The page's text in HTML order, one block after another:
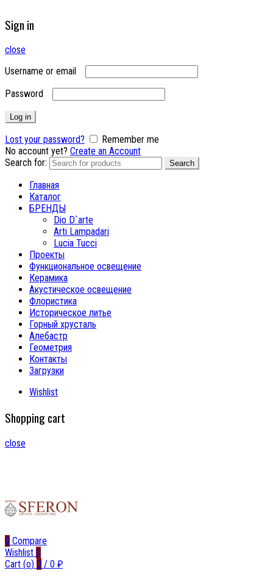
Sign in
close
Username or email
Password
Log in
Lost your password?
Remember me
No account yet? Create an Account
Search for:
Search
Главная
Каталог
БРЕНДЫ
Dio D`arte
Arti Lampadari
Lucia Tucci
Проекты
Функциональное освещение
Керамика
Акустическое освещение
Флористика
Историческое литье
Горный хрусталь
Алебастр
Геометрия
Контакты
Загрузки
Wishlist
Shopping cart
close
0 Compare
Wishlist 0
Cart (o) 0 / 0 ₽